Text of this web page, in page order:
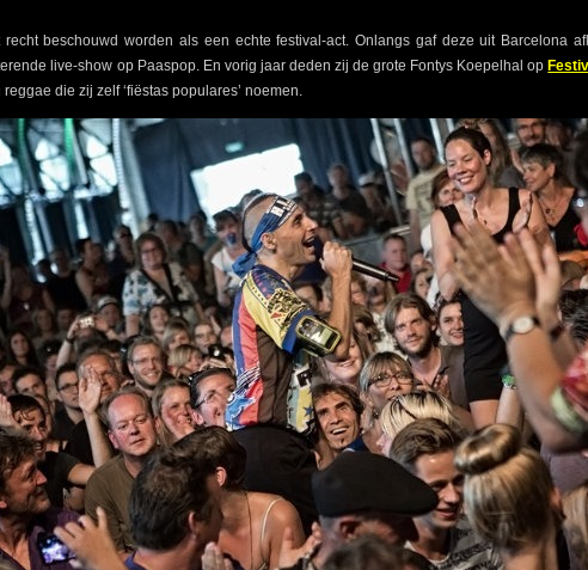
recht beschouwd worden als een echte festival-act. Onlangs gaf deze uit Barcelona
live-show op Paaspop. En vorig jaar deden zij de grote Fontys Koepelhal op
die zij zelf ‘fiëstas populares’ noemen.